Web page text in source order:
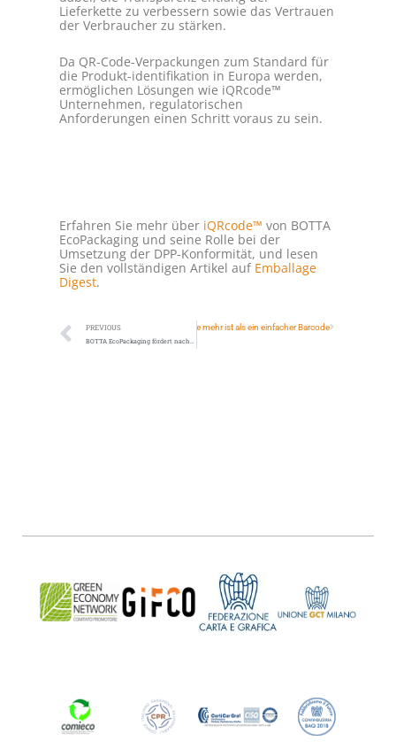
Lieferkette zu verbessern sowie das Vertrauen
der Verbraucher zu stärken.
Da QR-Code-Verpackungen zum Standard für
die Produkt-identifikation in Europa werden,
ermöglichen Lösungen wie iQRcode™
Unternehmen, regulatorischen
Anforderungen einen Schritt voraus zu sein.
Erfahren Sie mehr über iQRcode™ von BOTTA
EcoPackaging und seine Rolle bei der
Umsetzung der DPP-Konformität, und lesen
Sie den vollständigen Artikel auf Emballage
Digest.
PREVIOUS
& GS1 Sunrise 2027: Warum Ihr nächster QR-Code mehr ist als ein einfacher Barcode